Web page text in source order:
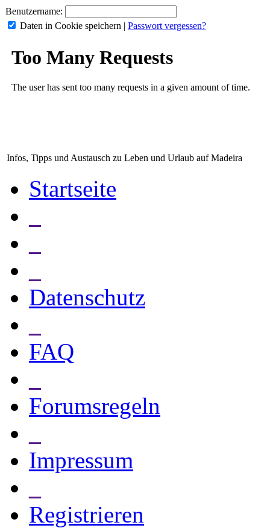
Benutzername:
Daten in Cookie speichern | Passwort vergessen?
Infos, Tipps und Austausch zu Leben und Urlaub auf Madeira
Startseite
Datenschutz
FAQ
Forumsregeln
Impressum
Registrieren